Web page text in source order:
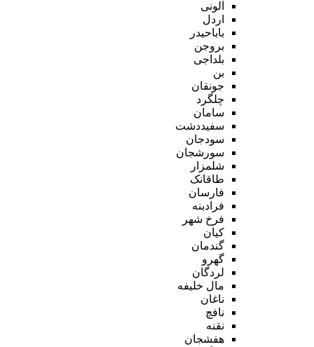
آلونی
اردل
باباحیدر
بروجن
بلداجی
بن
جونقان
چلگرد
سامان
سفیددشت
سودجان
سورشجان
شلمزار
طاقانک
فارسان
فرادبنه
فرخ شهر
کیان
گندمان
گهرو
لردگان
مال خلیفه
ناغان
نافچ
نقنه
هفشجان